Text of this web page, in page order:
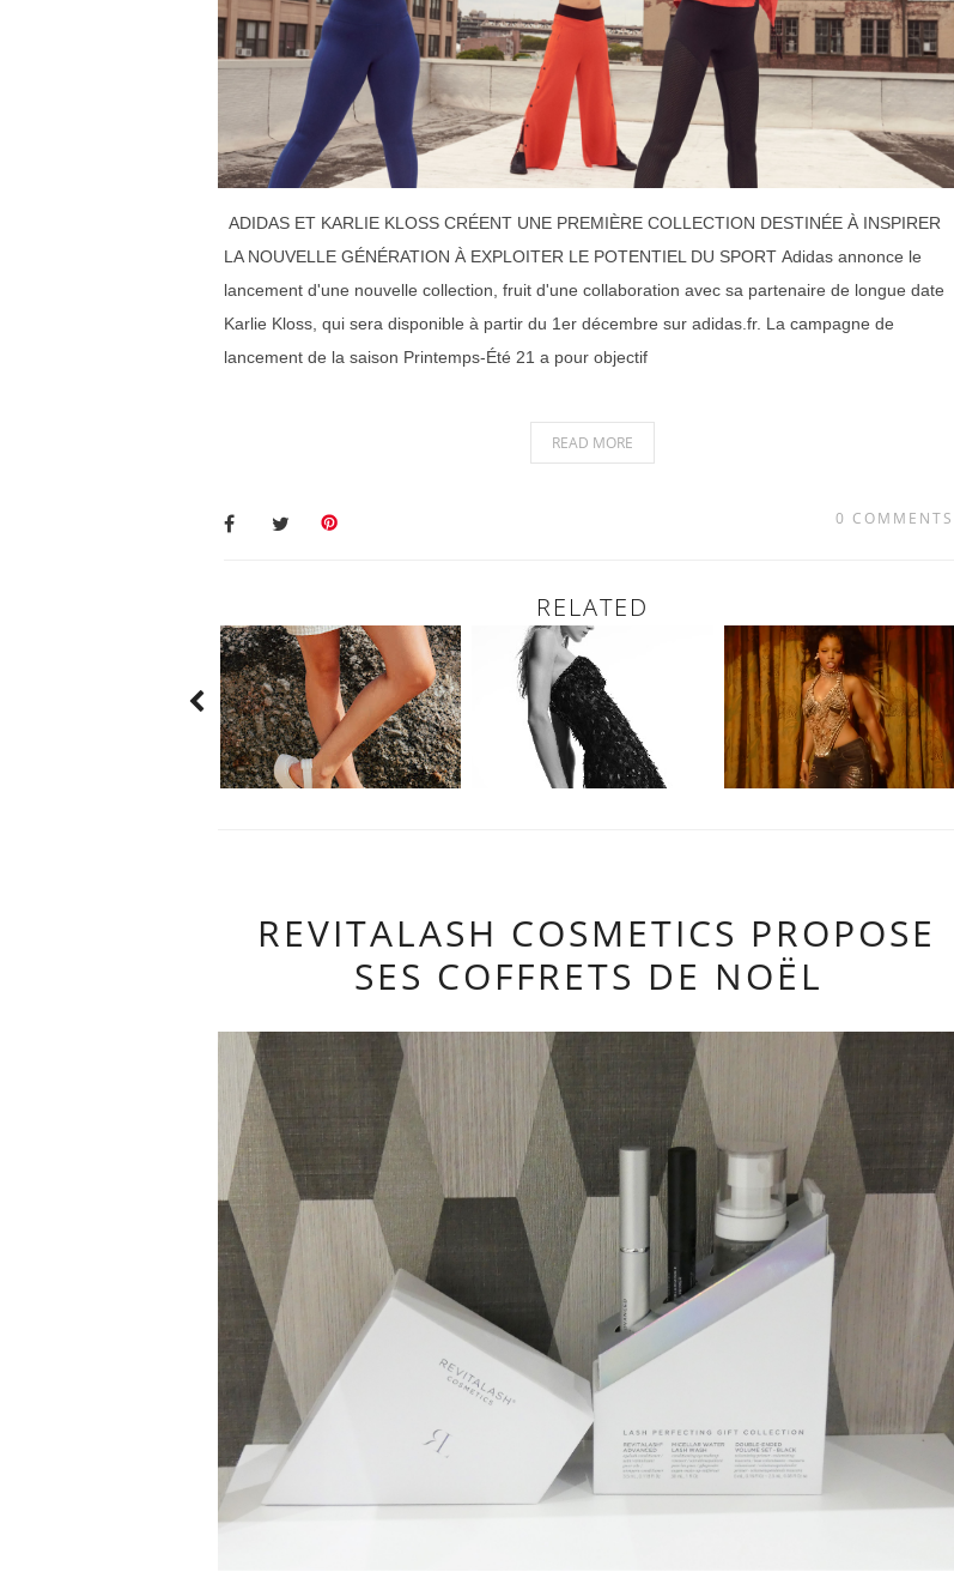
ADIDAS ET KARLIE KLOSS CRÉENT UNE PREMIÈRE COLLECTION DESTINÉE À INSPIRER
LA NOUVELLE GÉNÉRATION À EXPLOITER LE POTENTIEL DU SPORT Adidas annonce le
lancement d'une nouvelle collection, fruit d'une collaboration avec sa partenaire de longue date
Karlie Kloss, qui sera disponible à partir du 1er décembre sur adidas.fr. La campagne de
lancement de la saison Printemps-Été 21 a pour objectif
READ MORE
0 COMMENTS
RELATED
REVITALASH COSMETICS PROPOSE
SES COFFRETS DE NOËL